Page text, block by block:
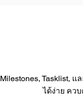
Milestones, Tasklist,
ได้ง่าย คว